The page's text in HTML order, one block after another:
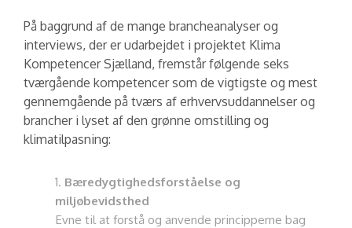
På baggrund af de mange brancheanalyser og
interviews, der er udarbejdet i projektet Klima
Kompetencer Sjælland, fremstår følgende seks
tværgående kompetencer som de vigtigste og mest
gennemgående på tværs af erhvervsuddannelser og
brancher i lyset af den grønne omstilling og
klimatilpasning:
Bæredygtighedsforståelse og
miljøbevidsthed
Evne til at forstå og anvende principperne bag